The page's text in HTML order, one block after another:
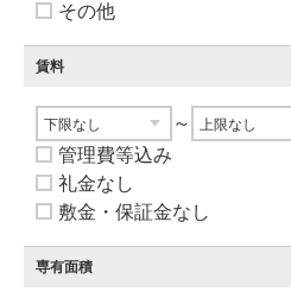
その他
賃料
～
管理費等込み
礼金なし
敷金・保証金なし
専有面積